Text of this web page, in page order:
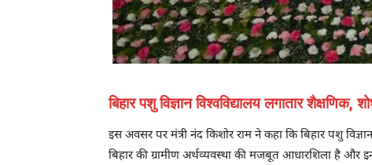
बिहार पशु विज्ञान विश्वविद्यालय लगातार
इस अवसर पर मंत्री नंद किशोर राम ने कहा कि बिहार पशु
बिहार की ग्रामीण अर्थव्यवस्था की मजबूत आधारशिला है और